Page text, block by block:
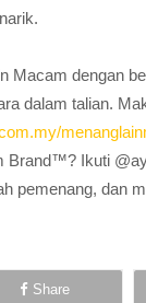
Macam dengan
dalam talian.
Brand™? Ikuti
pemenang, dan
Share